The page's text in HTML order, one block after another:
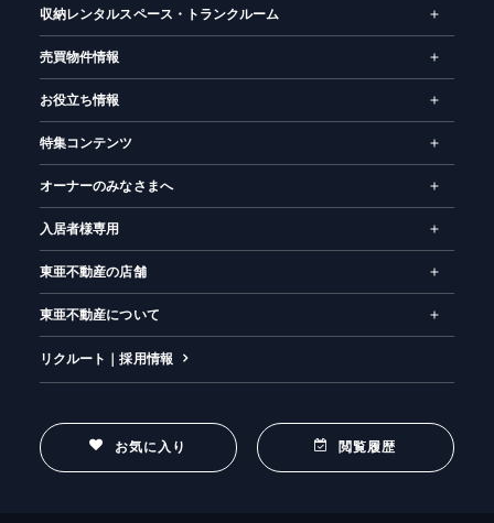
収納レンタルスペース・トランクルーム
売買物件情報
お役立ち情報
特集コンテンツ
オーナーのみなさまへ
入居者様専用
東亜不動産の店舗
東亜不動産について
リクルート｜採用情報
お気に入り 閲覧履歴